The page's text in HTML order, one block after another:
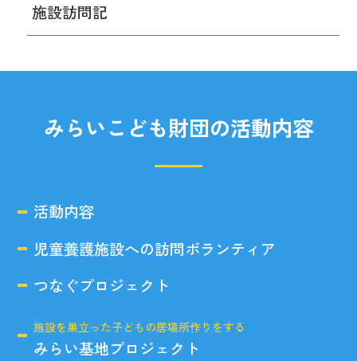
施設訪問記
みらいこども財団の活動内容
活動内容
児童養護施設への訪問ボランティア
つなぐプロジェクト
施設を巣立った子どもの居場所作りをする
みらい基地プロジェクト